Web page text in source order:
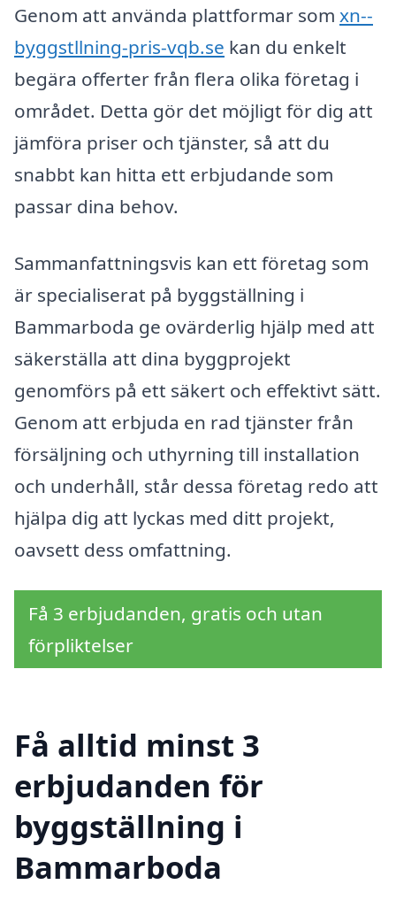
Genom att använda plattformar som xn--
byggstllning-pris-vqb.se kan du enkelt
begära offerter från flera olika företag i
området. Detta gör det möjligt för dig att
jämföra priser och tjänster, så att du
snabbt kan hitta ett erbjudande som
passar dina behov.
Sammanfattningsvis kan ett företag som
är specialiserat på byggställning i
Bammarboda ge ovärderlig hjälp med att
säkerställa att dina byggprojekt
genomförs på ett säkert och effektivt sätt.
Genom att erbjuda en rad tjänster från
försäljning och uthyrning till installation
och underhåll, står dessa företag redo att
hjälpa dig att lyckas med ditt projekt,
oavsett dess omfattning.
Få 3 erbjudanden, gratis och utan
förpliktelser
Få alltid minst 3
erbjudanden för
byggställning i
Bammarboda